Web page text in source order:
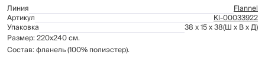
Линия
Flannel
Артикул Kl-00033922
Упаковка 38 x 15 x 38(Ш x В x Д)
Размер: 220х240 см.
Состав: фланель (100% полиэстер).